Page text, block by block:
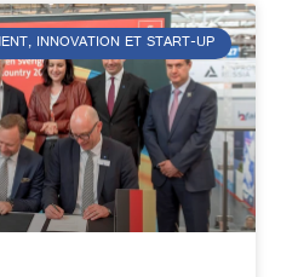
INNOVATION ET START-UP